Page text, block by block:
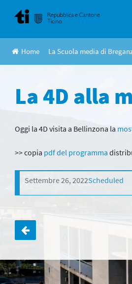
content
Home La Scuola media di
La 4D alla
Oggi la 4D visita a Bellinzona la
>> copia pdf del programma
Settembre 26, 2022Scheduled
Navigazione
articoli